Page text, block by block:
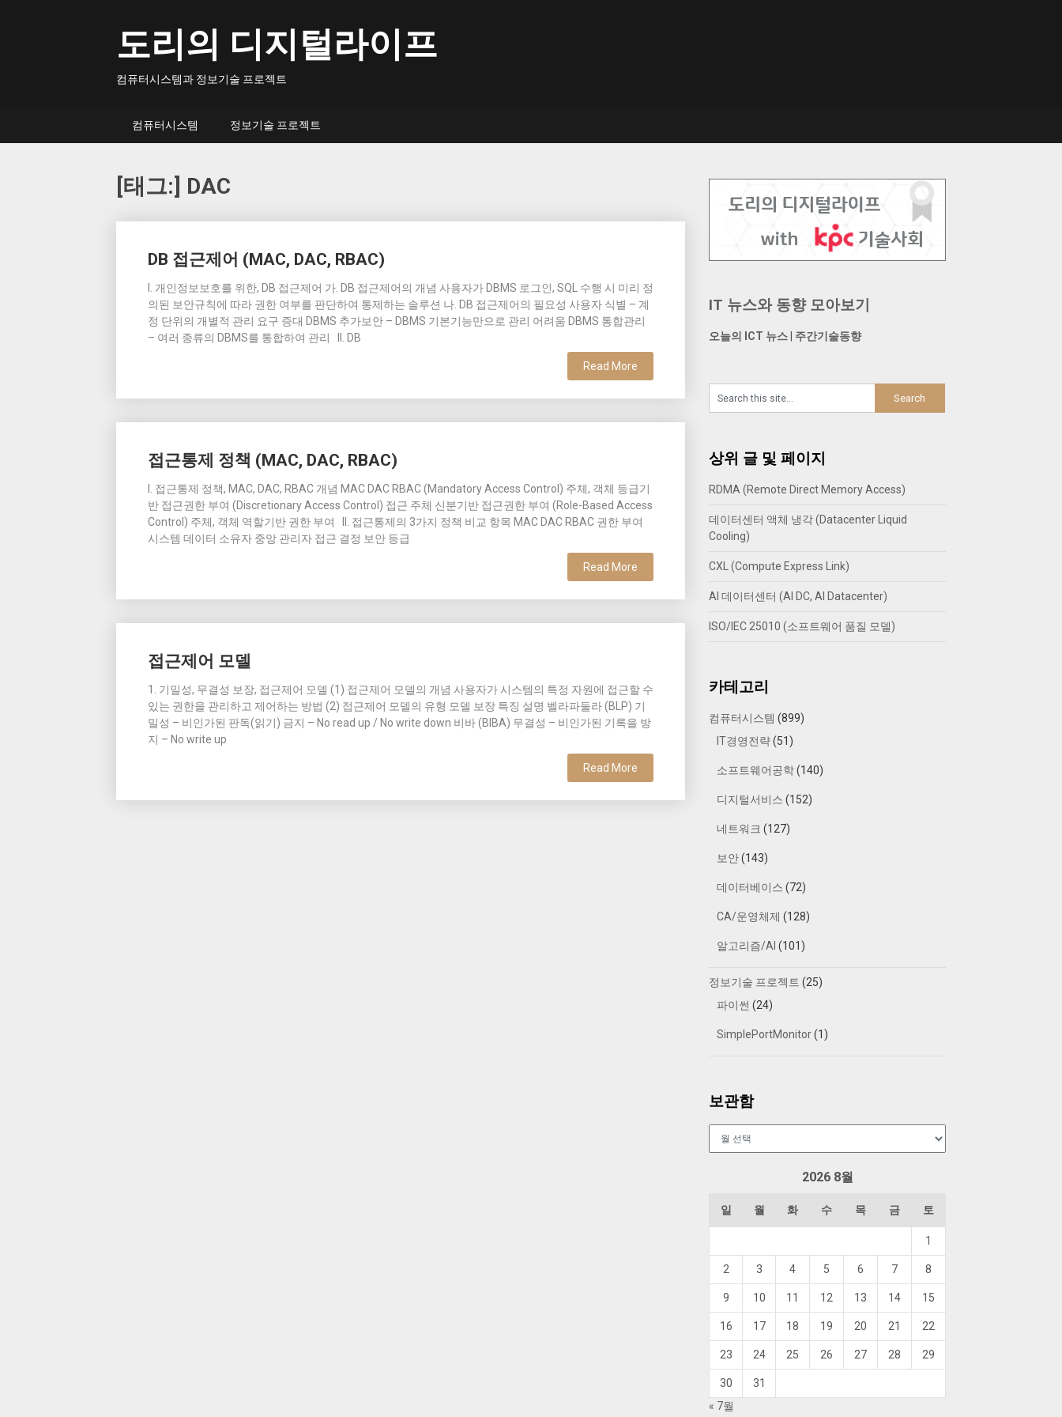
도리의 디지털라이프
컴퓨터시스템과 정보기술 프로젝트
컴퓨터시스템 정보기술 프로젝트
[태그:] DAC
DB 접근제어 (MAC, DAC, RBAC)
I. 개인정보보호를 위한, DB 접근제어 가. DB 접근제어의 개념 사용자가 DBMS 로그인, SQL 수행 시 미리 정
의된 보안규칙에 따라 권한 여부를 판단하여 통제하는 솔루션 나. DB 접근제어의 필요성 사용자 식별 – 계
정 단위의 개별적 관리 요구 증대 DBMS 추가보안 – DBMS 기본기능만으로 관리 어려움 DBMS 통합관리
– 여러 종류의 DBMS를 통합하여 관리 II. DB
Read More
접근통제 정책 (MAC, DAC, RBAC)
I. 접근통제 정책, MAC, DAC, RBAC 개념 MAC DAC RBAC (Mandatory Access Control) 주체, 객체 등급기
반 접근권한 부여 (Discretionary Access Control) 접근 주체 신분기반 접근권한 부여 (Role-Based Access
Control) 주체, 객체 역할기반 권한 부여 II. 접근통제의 3가지 정책 비교 항목 MAC DAC RBAC 권한 부여
시스템 데이터 소유자 중앙 관리자 접근 결정 보안 등급
Read More
접근제어 모델
1. 기밀성, 무결성 보장, 접근제어 모델 (1) 접근제어 모델의 개념 사용자가 시스템의 특정 자원에 접근할 수
있는 권한을 관리하고 제어하는 방법 (2) 접근제어 모델의 유형 모델 보장 특징 설명 벨라파둘라 (BLP) 기
밀성 – 비인가된 판독(읽기) 금지 – No read up / No write down 비바 (BIBA) 무결성 – 비인가된 기록을 방
지 – No write up
Read More
navigation
IT 뉴스와 동향 모아보기
오늘의 ICT 뉴스 주간기술동향
상위 글 및 페이지
RDMA (Remote Direct Memory Access)
데이터센터 액체 냉각 (Datacenter Liquid
Cooling)
CXL (Compute Express Link)
AI 데이터센터 (AI DC, AI Datacenter)
ISO/IEC 25010 (소프트웨어 품질 모델)
카테고리
컴퓨터시스템 (899)
IT경영전략(51)
소프트웨어공학(140)
디지털서비스 (152)
네트워크 (127)
보안(143)
데이터베이스 (72)
CA/운영체제 (128)
알고리즘/AI (101)
정보기술 프로젝트 (25)
파이썬 (24)
SimplePortMonitor(1)
보관함
2026 8월
일 월 화 수 목 금 토
1
2 3 4 5 6 7 8
9 10 11 12 13 14 15
16 17 18 19 20 21 22
23 24 25 26 27 28 29
30
31
« 7월